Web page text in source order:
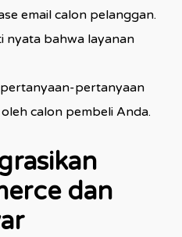
email calon pelanggan.
nyata bahwa layanan
pertanyaan
calon pembeli Anda.
dan